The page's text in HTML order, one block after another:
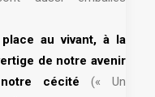
au vivant, à la
de notre avenir
notre cécité(« Un